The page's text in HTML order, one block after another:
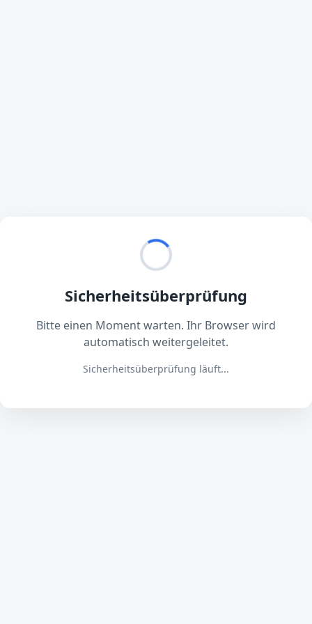
Sicherheitsüberprüfung
Bitte einen Moment warten. Ihr Browser wird
automatisch weitergeleitet.
Sicherheitsüberprüfung läuft...